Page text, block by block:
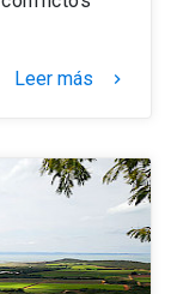
Leer más keyboard_arrow_right